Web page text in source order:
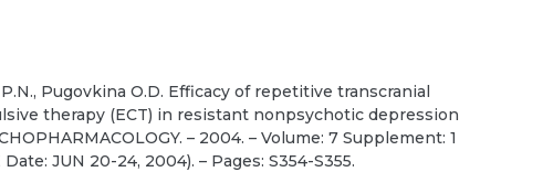
Pugovkina O.D. Efficacy of repetitive transcranial
therapy (ECT) in resistant nonpsychotic depression
– 2004. – Volume: 7 Supplement: 1
JUN 20-24, 2004). – Pages: S354-S355.